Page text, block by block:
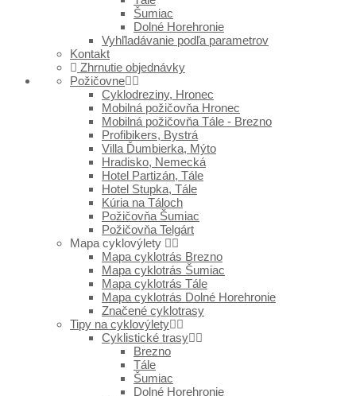
Šumiac
Dolné Horehronie
Vyhľladávanie podľa parametrov
Kontakt
Zhrnutie objednávky
Požičovne
Cyklodreziny, Hronec
Mobilná požičovňa Hronec
Mobilná požičovňa Tále - Brezno
Profibikers, Bystrá
Villa Ďumbierka, Mýto
Hradisko, Nemecká
Hotel Partizán, Tále
Hotel Stupka, Tále
Kúria na Táloch
Požičovňa Šumiac
Požičovňa Telgárt
Mapa cyklovýlety
Mapa cyklotrás Brezno
Mapa cyklotrás Šumiac
Mapa cyklotrás Tále
Mapa cyklotrás Dolné Horehronie
Značené cyklotrasy
Tipy na cyklovýlety
Cyklistické trasy
Brezno
Tále
Šumiac
Dolné Horehronie